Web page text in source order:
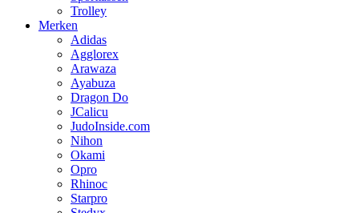
Trolley
Merken
Adidas
Agglorex
Arawaza
Ayabuza
Dragon Do
JCalicu
JudoInside.com
Nihon
Okami
Opro
Rhinoc
Starpro